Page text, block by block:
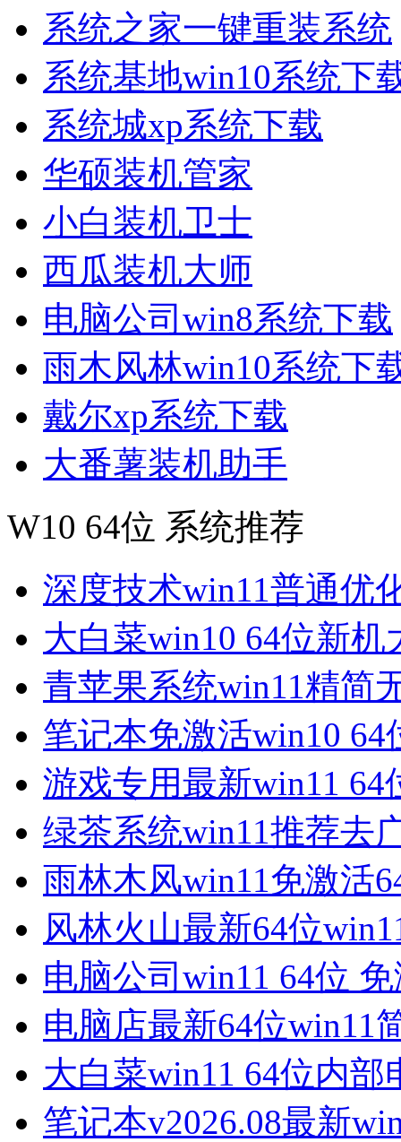
系统之家一键重装系统
系统基地win10系统下
系统城xp系统下载
华硕装机管家
小白装机卫士
西瓜装机大师
电脑公司win8系统下载
雨木风林win10系统下
戴尔xp系统下载
大番薯装机助手
W10 64位 系统推荐
深度技术win11普通优
大白菜win10 64位新
青苹果系统win11精简
笔记本免激活win10
游戏专用最新win11
绿茶系统win11推荐去
雨林木风win11免激活
风林火山最新64位
电脑公司win11 64位
电脑店最新64位win11
大白菜win11 64位内
笔记本v2026.08最新